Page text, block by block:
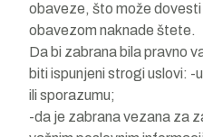
obaveze, što može
obavezom naknade štete.
Da bi zabrana bila pravno
biti ispunjeni strogi uslovi: -
ili sporazumu;
-da je zabrana vezana za